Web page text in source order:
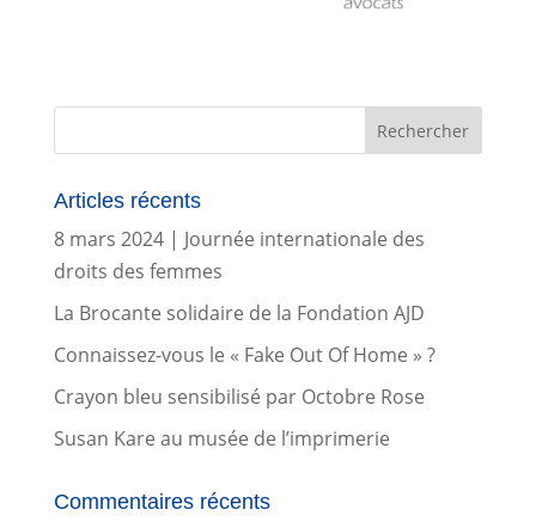
Articles récents
8 mars 2024 | Journée internationale des
droits des femmes
La Brocante solidaire de la Fondation AJD
Connaissez-vous le « Fake Out Of Home » ?
Crayon bleu sensibilisé par Octobre Rose
Susan Kare au musée de l’imprimerie
Commentaires récents